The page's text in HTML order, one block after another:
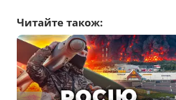
Читайте також: